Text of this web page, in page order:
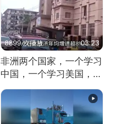
8899 次播放 03:23
非洲两个国家，一个学习
中国，一个学习美国，结